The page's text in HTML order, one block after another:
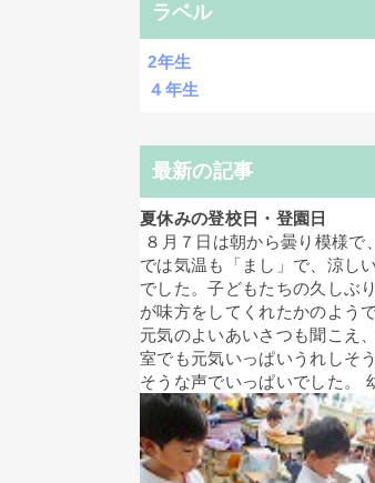
ラベル
2年生
４年生
最新の記事
夏休みの登校日・登園日
８月７日は朝から曇り模様で
では気温も「まし」で、涼し
でした。子どもたちの久しぶ
が味方をしてくれたかのよう
元気のよいあいさつも聞こえ
室でも元気いっぱいうれしそ
そうな声でいっぱいでした。